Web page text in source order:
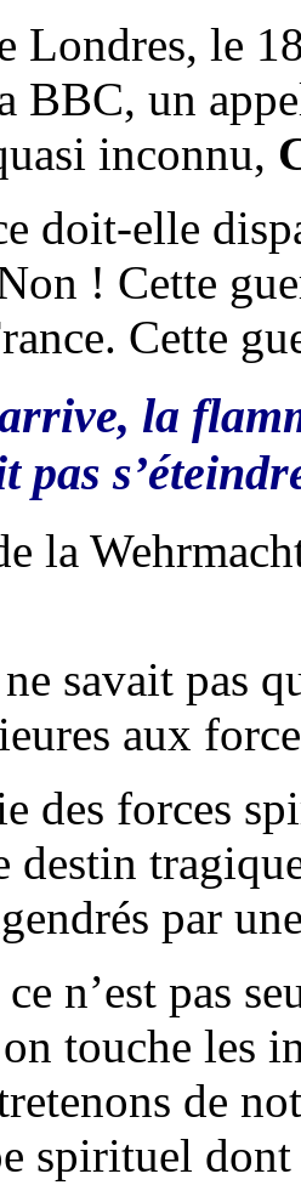
Londres, le
BBC, un
inconnu,
doit-elle
! Cette
Cette
la
pas
la
ne savait pas
aux
des forces
destin
par
n’est pas
touche les
de
spirituel